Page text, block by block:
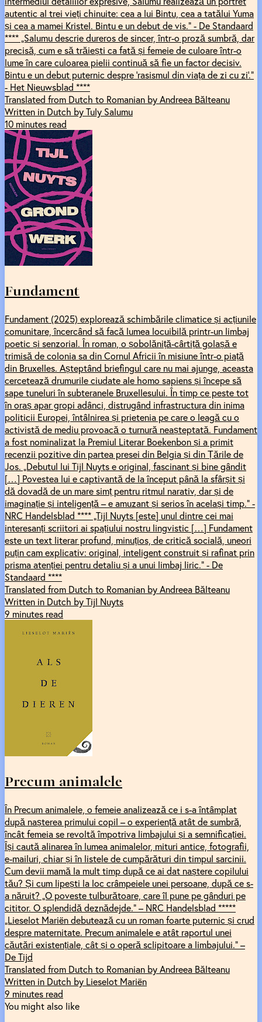
autentic al trei vieți chinuite: cea a lui Bintu, cea a tatălui Yuma
și cea a mamei Kristel. Bintu e un debut de vis.” - De Standaard
**** „Salumu descrie dureros de sincer, într-o proză sumbră, dar
precisă, cum e să trăiești ca fată și femeie de culoare într-o
lume în care culoarea pielii continuă să fie un factor decisiv.
Bintu e un debut puternic despre ‘rasismul din viața de zi cu zi’.”
- Het Nieuwsblad ****
Translated from Dutch to Romanian by Andreea Bălteanu
Written in Dutch by Tuly Salumu
10 minutes read
Fundament
Fundament (2025) explorează schimbările climatice și acțiunile
comunitare, încercând să facă lumea locuibilă printr-un limbaj
poetic și senzorial. În roman, o șobolăniță-cârtiță golașă e
trimisă de colonia sa din Cornul Africii în misiune într-o piață
din Bruxelles. Așteptând briefingul care nu mai ajunge, aceasta
cercetează drumurile ciudate ale homo sapiens și începe să
sape tuneluri în subteranele Bruxellesului. În timp ce peste tot
în oraș apar gropi adânci, distrugând infrastructura din inima
politicii Europei, întâlnirea și prietenia pe care o leagă cu o
activistă de mediu provoacă o turnură neașteptată. Fundament
a fost nominalizat la Premiul Literar Boekenbon și a primit
recenzii pozitive din partea presei din Belgia și din Țările de
Jos. „Debutul lui Tijl Nuyts e original, fascinant și bine gândit
[…] Povestea lui e captivantă de la început până la sfârșit și
dă dovadă de un mare simț pentru ritmul narativ, dar și de
imaginație și inteligență – e amuzant și serios în același timp.” -
NRC Handelsblad **** „Tijl Nuyts [este] unul dintre cei mai
interesanți scriitori ai spațiului nostru lingvistic […] Fundament
este un text literar profund, minuțios, de critică socială, uneori
puțin cam explicativ: original, inteligent construit și rafinat prin
prisma atenției pentru detaliu și a unui limbaj liric.” - De
Standaard ****
Translated from Dutch to Romanian by Andreea Bălteanu
Written in Dutch by Tijl Nuyts
9 minutes read
Precum animalele
În Precum animalele, o femeie analizează ce i s-a întâmplat
după nașterea primului copil – o experiență atât de sumbră,
încât femeia se revoltă împotriva limbajului și a semnificației.
Își caută alinarea în lumea animalelor, mituri antice, fotografii,
e-mailuri, chiar și în listele de cumpărături din timpul sarcinii.
Cum devii mamă la mult timp după ce ai dat naștere copilului
tău? Și cum lipești la loc crâmpeiele unei persoane, după ce s-
a năruit? „O poveste tulburătoare, care îl pune pe gânduri pe
cititor. O splendidă deznădejde.” – NRC Handelsblad *****
„Lieselot Mariën debutează cu un roman foarte puternic și crud
despre maternitate. Precum animalele e atât raportul unei
căutări existențiale, cât și o operă sclipitoare a limbajului.” –
De Tijd
Translated from Dutch to Romanian by Andreea Bălteanu
Written in Dutch by Lieselot Mariën
9 minutes read
You might also like